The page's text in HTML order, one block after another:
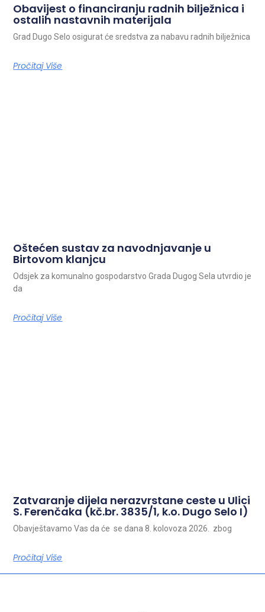
Obavijest o financiranju radnih bilježnica i
ostalih nastavnih materijala
Grad Dugo Selo osigurat će sredstva za nabavu radnih bilježnica
Pročitaj Više
Oštećen sustav za navodnjavanje u
Birtovom klanjcu
Odsjek za komunalno gospodarstvo Grada Dugog Sela utvrdio je
da
Pročitaj Više
Zatvaranje dijela nerazvrstane ceste u Ulici
S. Ferenčaka (kč.br. 3835/1, k.o. Dugo Selo I)
Obavještavamo Vas da će se dana 8. kolovoza 2026. zbog
Pročitaj Više